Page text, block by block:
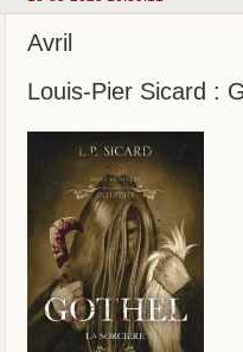
Avril
Louis-Pier Sicard :